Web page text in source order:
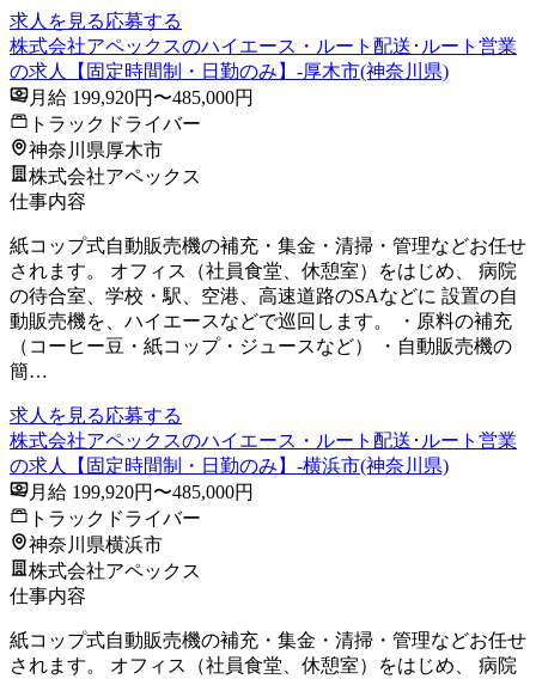
求人を見る応募する
株式会社アペックスのハイエース・ルート配送･ルート営業
の求人【固定時間制・日勤のみ】-厚木市(神奈川県)
月給 199,920円〜485,000円
トラックドライバー
神奈川県厚木市
株式会社アペックス
仕事内容
紙コップ式自動販売機の補充・集金・清掃・管理などお任せ
されます。 オフィス（社員食堂、休憩室）をはじめ、 病院
の待合室、学校・駅、空港、高速道路のSAなどに 設置の自
動販売機を、ハイエースなどで巡回します。 ・原料の補充
（コーヒー豆・紙コップ・ジュースなど） ・自動販売機の
簡…
求人を見る応募する
株式会社アペックスのハイエース・ルート配送･ルート営業
の求人【固定時間制・日勤のみ】-横浜市(神奈川県)
月給 199,920円〜485,000円
トラックドライバー
神奈川県横浜市
株式会社アペックス
仕事内容
紙コップ式自動販売機の補充・集金・清掃・管理などお任せ
されます。 オフィス（社員食堂、休憩室）をはじめ、 病院